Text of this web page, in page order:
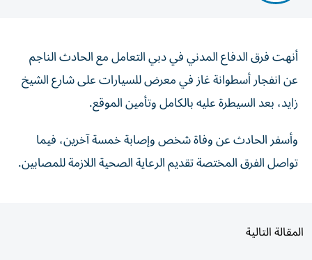
أنهت فرق الدفاع المدني في دبي التعامل مع الحادث الناجم
عن انفجار أسطوانة غاز في معرض للسيارات على شارع الشيخ
زايد، بعد السيطرة عليه بالكامل وتأمين الموقع.
تواصل الفرق المختصة تقديم الرعاية الصحية اللازمة للمصابين.